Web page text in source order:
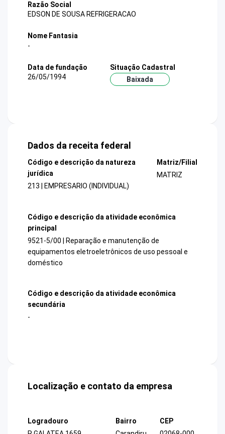
Razão Social
EDSON DE SOUSA REFRIGERACAO
Nome Fantasia
-
Data de fundação
26/05/1994
Situação Cadastral
Baixada
Dados da receita federal
Código e descrição da natureza
jurídica
213 | EMPRESARIO (INDIVIDUAL)
Matriz/Filial
MATRIZ
Código e descrição da atividade econômica
principal
9521-5/00 | Reparação e manutenção de
equipamentos eletroeletrônicos de uso pessoal e
doméstico
Código e descrição da atividade econômica
secundária
-
Localização e contato da empresa
Logradouro
Bairro
CEP